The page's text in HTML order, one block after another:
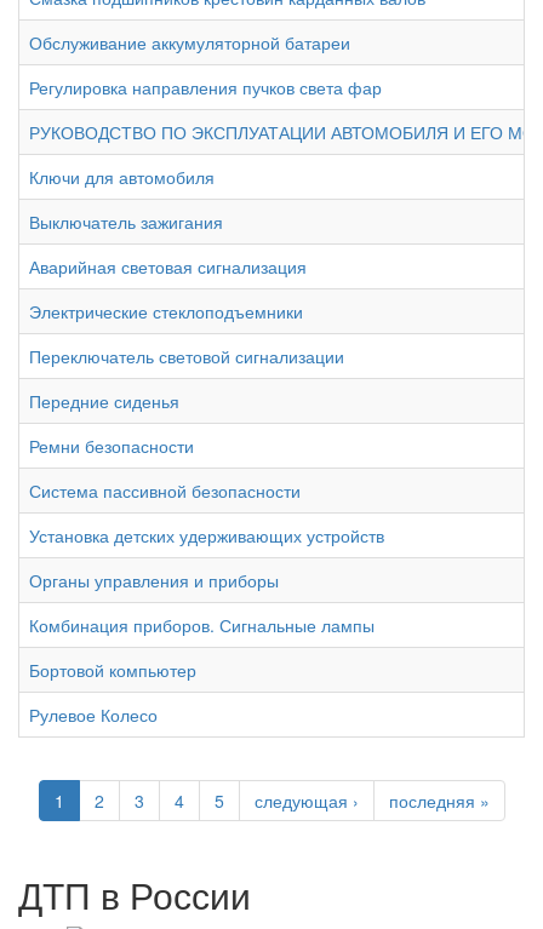
Обслуживание аккумуляторной батареи
Регулировка направления пучков света фар
РУКОВОДСТВО ПО ЭКСПЛУАТАЦИИ АВТОМОБИЛЯ И ЕГО
Ключи для автомобиля
Выключатель зажигания
Аварийная световая сигнализация
Электрические стеклоподъемники
Переключатель световой сигнализации
Передние сиденья
Ремни безопасности
Система пассивной безопасности
Установка детских удерживающих устройств
Органы управления и приборы
Комбинация приборов. Сигнальные лампы
Бортовой компьютер
Рулевое Колесо
1 2 3 4 5 следующая › последняя »
ДТП в России